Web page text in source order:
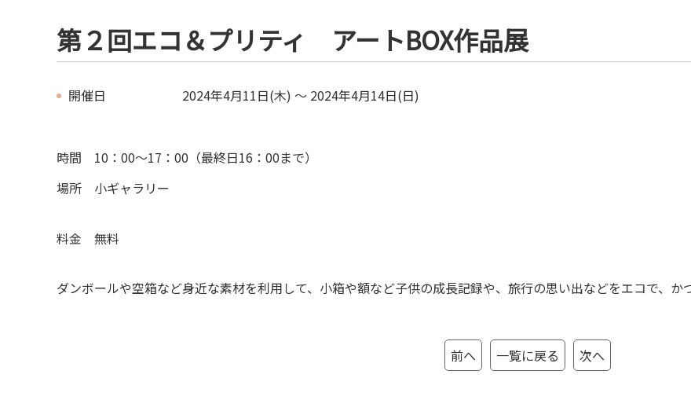
第２回エコ＆プリティ アートBOX作品展
開催日 2024年4月11日(木) ～ 2024年4月14日(日)
時間 10：00～17：00（最終日16：00まで）
場所 小ギャラリー
料金 無料
ダンボールや空箱など身近な素材を利用して、小箱や額など子供の成長記録や、旅行の思い出などをエコで、か
前へ 一覧に戻る 次へ